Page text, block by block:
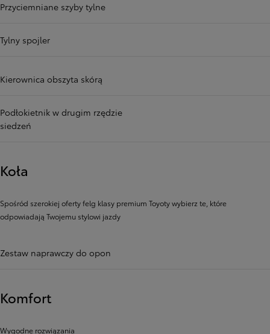
Przyciemniane szyby tylne
Tylny spojler
Kierownica obszyta skórą
Podłokietnik w drugim rzędzie
siedzeń
Koła
Spośród szerokiej oferty felg klasy premium Toyoty wybierz te, które
odpowiadają Twojemu stylowi jazdy
Zestaw naprawczy do opon
Komfort
Wygodne rozwiązania